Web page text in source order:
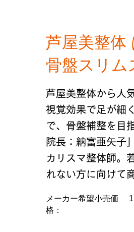
芦屋美整体
骨盤スリ
芦屋美整体から人
視覚効果で足が細
で、骨盤補整を目
院長：納富亜矢子
カリスマ整体師。
れない方に向けて
メーカー希望小売価
格：